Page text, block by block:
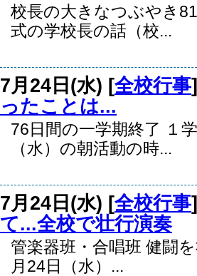
校長の大きなつぶや
式の学校長の話（校...
7月24日(水) [全校行事
ったことは...
76日間の一学期終了 １
（水）の朝活動の時...
7月24日(水) [全校行事
て...全校で壮行演奏
管楽器班・合唱班 健
月24日（水）...